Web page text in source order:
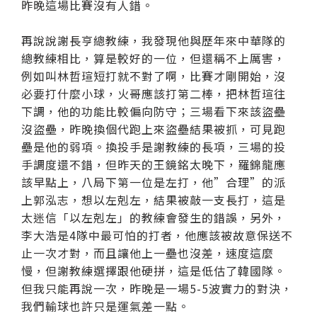
昨晚這場比賽沒有人錯。
再說說謝長亨總教練，我發現他與歷年來中華隊的
總教練相比，算是較好的一位，但還稱不上厲害，
例如叫林哲瑄短打就不對了啊，比賽才剛開始，沒
必要打什麼小球，火哥應該打第二棒，把林哲瑄往
下調，他的功能比較偏向防守；三場看下來該盜壘
沒盜壘，昨晚換個代跑上來盜壘結果被抓，可見跑
壘是他的弱項。換投手是謝教練的長項，三場的投
手調度還不錯，但昨天的王鏡銘太晚下，羅錦龍應
該早點上，八局下第一位是左打，他”合理”的派
上郭泓志，想以左剋左，結果被敲一支長打，這是
太迷信「以左剋左」的教練會發生的錯誤，另外，
李大浩是4隊中最可怕的打者，他應該被故意保送不
止一次才對，而且讓他上一壘也沒差，速度這麼
慢，但謝教練選擇跟他硬拼，這是低估了韓國隊。
但我只能再說一次，昨晚是一場5-5波實力的對決，
我們輸球也許只是運氣差一點。